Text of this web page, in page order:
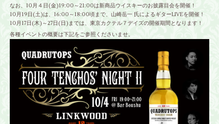
なお、10月４日(金)19:00～21:00は新商品ウイスキーのお披露目会を開催！
10月19日(土)は、16:00～18:00頃まで、山崎岳一 氏によるギターLIVEを開催！
10月17日(木)～27日(日)までは、東京カクテル７デイズの開催期間となります！
各種イベントの概要は下記をご参照くださいませ。